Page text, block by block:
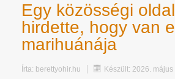
Egy közösségi
hirdette, hogy van
marihuánája
Írta: berettyohir.hu Készült: 2026. május